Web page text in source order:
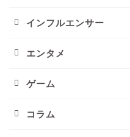
インフルエンサー
エンタメ
ゲーム
コラム